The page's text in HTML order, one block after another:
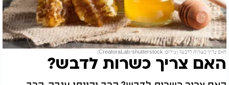
האם צריך כשרות לדבש? (צילום: CreatoraLab/shutterstock)
האם צריך כשרות לדבש?